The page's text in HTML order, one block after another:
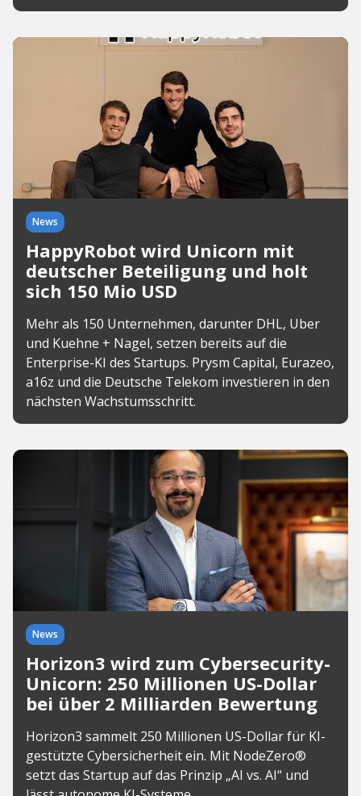
News
HappyRobot wird Unicorn mit
deutscher Beteiligung und holt
sich 150 Mio USD
Mehr als 150 Unternehmen, darunter DHL, Uber
und Kuehne + Nagel, setzen bereits auf die
Enterprise-KI des Startups. Prysm Capital, Eurazeo,
a16z und die Deutsche Telekom investieren in den
nächsten Wachstumsschritt.
News
Horizon3 wird zum Cybersecurity-
Unicorn: 250 Millionen US-Dollar
bei über 2 Milliarden Bewertung
Horizon3 sammelt 250 Millionen US-Dollar für KI-
gestützte Cybersicherheit ein. Mit NodeZero®
setzt das Startup auf das Prinzip „AI vs. AI“ und